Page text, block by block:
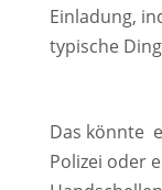
Einladung,
typische
Das könnte
Polizei oder